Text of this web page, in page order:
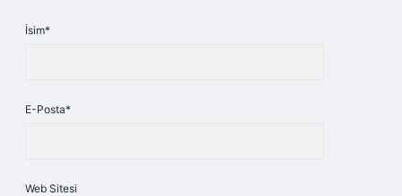
İsim*
E-Posta*
Web Sitesi